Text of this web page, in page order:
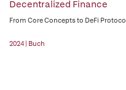
Decentralized Finance
From Core Concepts to DeFi
2024 | Buch